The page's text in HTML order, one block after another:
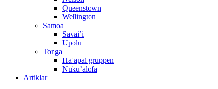
Queenstown
Wellington
Samoa
Savai’i
Upolu
Tonga
Ha’apai gruppen
Nuku’alofa
Artiklar